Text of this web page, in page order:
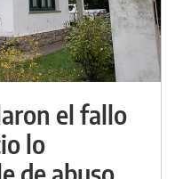
el fallo
lo